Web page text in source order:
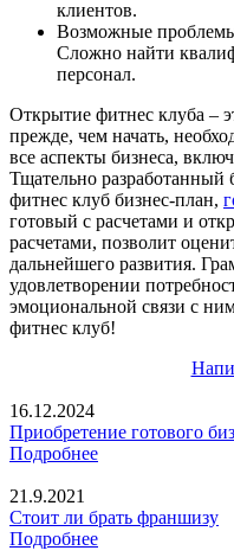
клиентов.
Возможные
Сложно найти
персонал.
Открытие фитнес клуба –
прежде, чем начать,
все аспекты бизнеса,
Тщательно разработанный
фитнес клуб бизнес-план,
готовый с расчетами и
расчетами, позволит
дальнейшего развития.
удовлетворении
эмоциональной связи с
фитнес клуб!
16.12.2024
Приобретение готового
Подробнее
21.9.2021
Стоит ли брать франшизу
Подробнее